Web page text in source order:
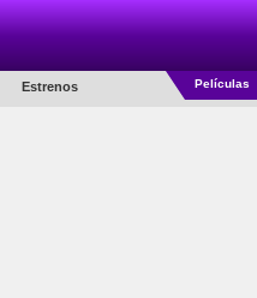
Estrenos Películas